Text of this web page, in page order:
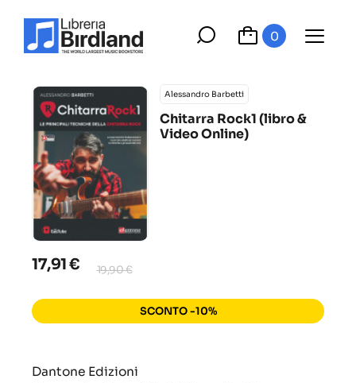
0
Alessandro Barbetti
Chitarra Rock1 (libro &
Video Online)
17,91 € 19,90 €
SCONTO -10%
Dantone Edizioni